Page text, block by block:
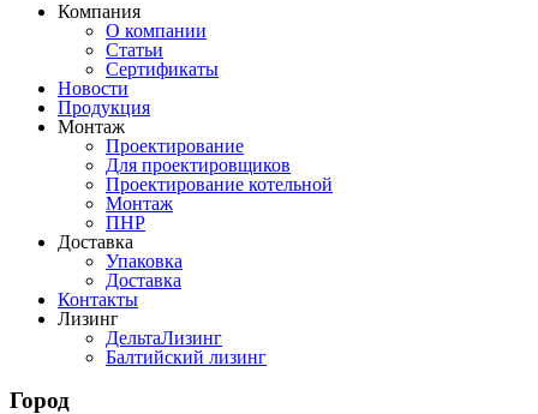
Компания
О компании
Статьи
Сертификаты
Новости
Продукция
Монтаж
Проектирование
Для проектировщиков
Проектирование котельной
Монтаж
ПНР
Доставка
Упаковка
Доставка
Контакты
Лизинг
ДельтаЛизинг
Балтийский лизинг
Город